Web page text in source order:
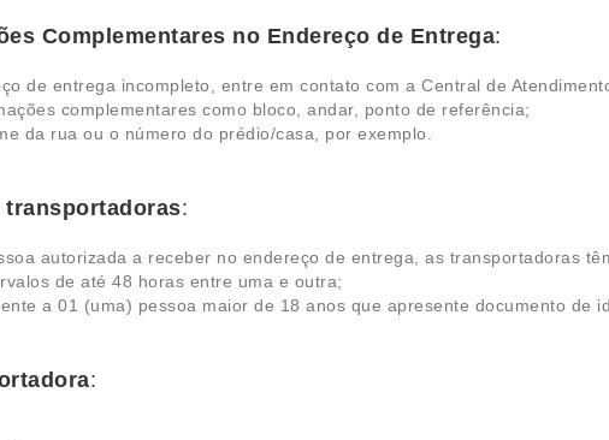
Complementares no Endereço de Entrega:
de entrega incompleto, entre em contato com a Central de
complementares como bloco, andar, ponto de referência;
da rua ou o número do prédio/casa, por exemplo.
transportadoras:
autorizada a receber no endereço de entrega, as transportadoras
de até 48 horas entre uma e outra;
a 01 (uma) pessoa maior de 18 anos que apresente documento de
: